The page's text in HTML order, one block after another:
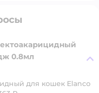
0.8мл
для кошек Elanco